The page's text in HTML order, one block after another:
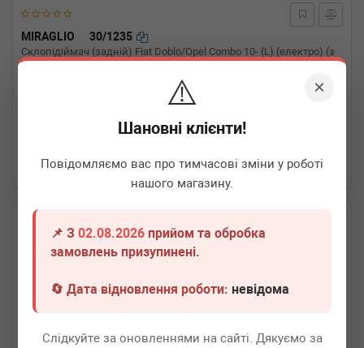
×
⚠️
Шановні клієнти!
Повідомляємо вас про тимчасові зміни у роботі
нашого магазину.
📌 З02.08.2026 прийом та обробка
замовлень призупинені.
🔄 Дата відновлення роботи:невідома
Слідкуйте за оновленнями на сайті. Дякуємо за
MIRAGLIO 30/1235
Склопідіймач (задній) Fiat Doblo/Opel Combo 10- (L) (електро) (з
моторчиком)
+ В кошик